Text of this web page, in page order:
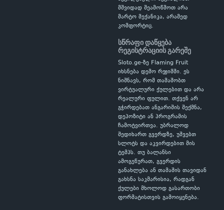
მშვიდად შეამოწმოთ არა
მარტო მექანიკა, არამედ
კომფორტიც.
სწრაფი დაწყება
რეგისტრაციის გარეშე
Sloto.ge-ზე Flaming Fruit
იხსნება დემო რეჟიმში. ეს
ნიშნავს, რომ თამაშობთ
ვირტუალური ქულებით და არა
რეალური ფულით. თქვენ არ
გჭირდებათ ანგარიშის შექმნა,
დეპოზიტი ან პროგრამის
ჩამოტვირთვა. უბრალოდ
შედიხართ გვერდზე, უშვებთ
სლოტს და აკვირდებით მის
ტემპს. თუ ბალანსი
ამოგეწურათ, გვერდის
განახლება ან თამაშის თავიდან
გახსნა საკმარისია, რადგან
ქულები მხოლოდ გასართობი
ფორმატისთვის გამოიყენება.